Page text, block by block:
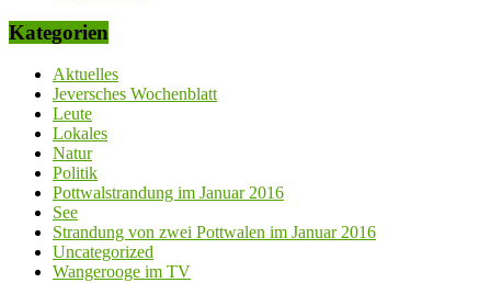
Kategorien
Aktuelles
Jeversches Wochenblatt
Leute
Lokales
Natur
Politik
Pottwalstrandung im Januar 2016
See
Strandung von zwei Pottwalen im Januar 2016
Uncategorized
Wangerooge im TV